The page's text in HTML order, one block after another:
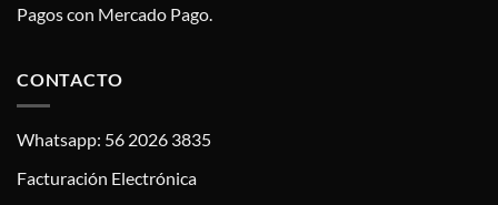
Pagos con Mercado Pago.
CONTACTO
Whatsapp: 56 2026 3835
Facturación Electrónica